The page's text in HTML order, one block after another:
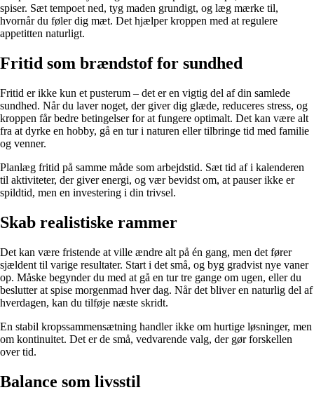
spiser. Sæt tempoet ned, tyg maden grundigt, og læg mærke til,
hvornår du føler dig mæt. Det hjælper kroppen med at regulere
appetitten naturligt.
Fritid som brændstof for sundhed
Fritid er ikke kun et pusterum – det er en vigtig del af din samlede
sundhed. Når du laver noget, der giver dig glæde, reduceres stress, og
kroppen får bedre betingelser for at fungere optimalt. Det kan være alt
fra at dyrke en hobby, gå en tur i naturen eller tilbringe tid med familie
og venner.
Planlæg fritid på samme måde som arbejdstid. Sæt tid af i kalenderen
til aktiviteter, der giver energi, og vær bevidst om, at pauser ikke er
spildtid, men en investering i din trivsel.
Skab realistiske rammer
Det kan være fristende at ville ændre alt på én gang, men det fører
sjældent til varige resultater. Start i det små, og byg gradvist nye vaner
op. Måske begynder du med at gå en tur tre gange om ugen, eller du
beslutter at spise morgenmad hver dag. Når det bliver en naturlig del af
hverdagen, kan du tilføje næste skridt.
En stabil kropssammensætning handler ikke om hurtige løsninger, men
om kontinuitet. Det er de små, vedvarende valg, der gør forskellen
over tid.
Balance som livsstil